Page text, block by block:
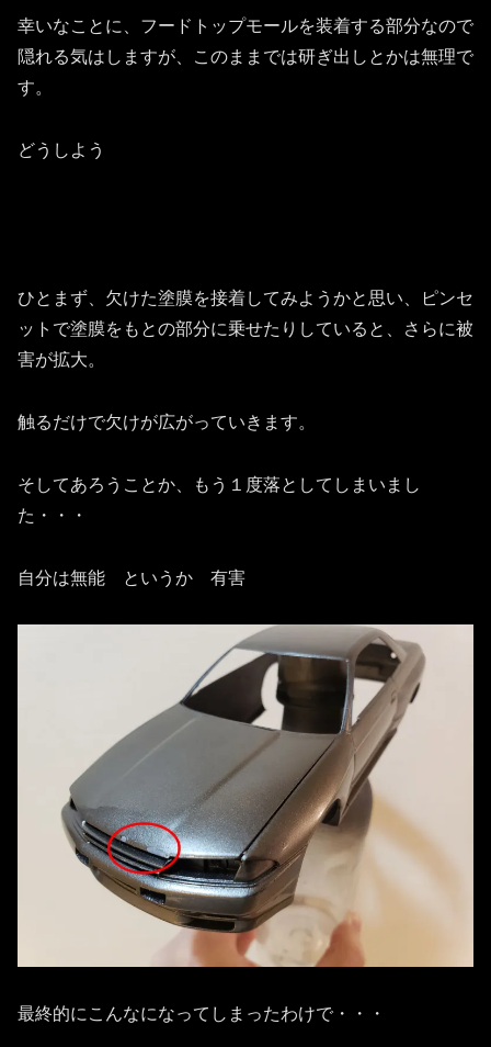
幸いなことに、フードトップモールを装着する部分なので
隠れる気はしますが、このままでは研ぎ出しとかは無理で
す。
どうしよう
ひとまず、欠けた塗膜を接着してみようかと思い、ピンセ
ットで塗膜をもとの部分に乗せたりしていると、さらに被
害が拡大。
触るだけで欠けが広がっていきます。
そしてあろうことか、もう１度落としてしまいまし
た・・・
自分は無能 というか 有害
最終的にこんなになってしまったわけで・・・